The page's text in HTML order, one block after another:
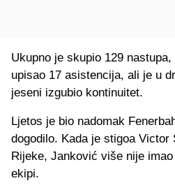
Ukupno je skupio 129
upisao 17 asistencija, ali je u
jeseni izgubio kontinuitet.
Ljetos je bio nadomak
dogodilo. Kada je stigoa Victor
Rijeke, Janković više nije
ekipi.